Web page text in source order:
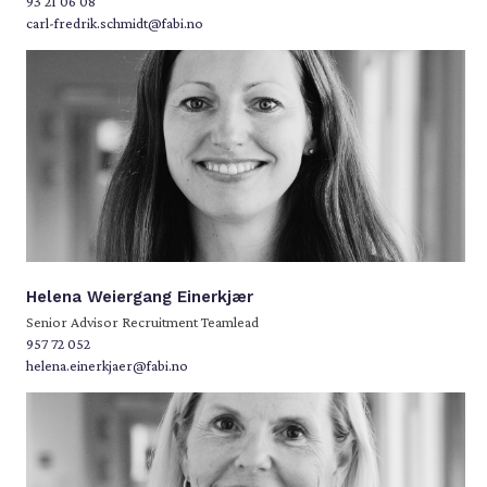
carl-fredrik.schmidt@fabi.no
Helena Weiergang Einerkjær
Senior Advisor Recruitment Teamlead
957 72 052
helena.einerkjaer@fabi.no